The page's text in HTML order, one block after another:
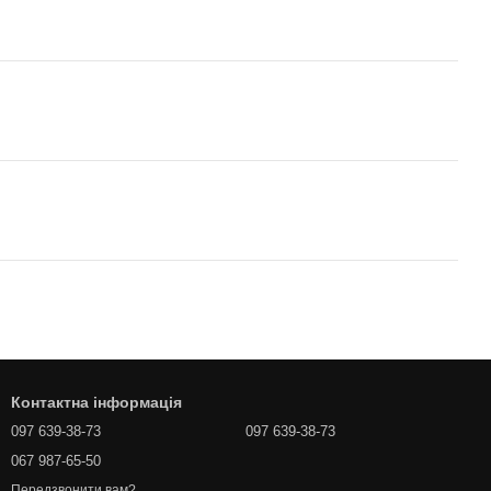
Контактна інформація
097 639-38-73
067 987-65-50
097 639-38-73